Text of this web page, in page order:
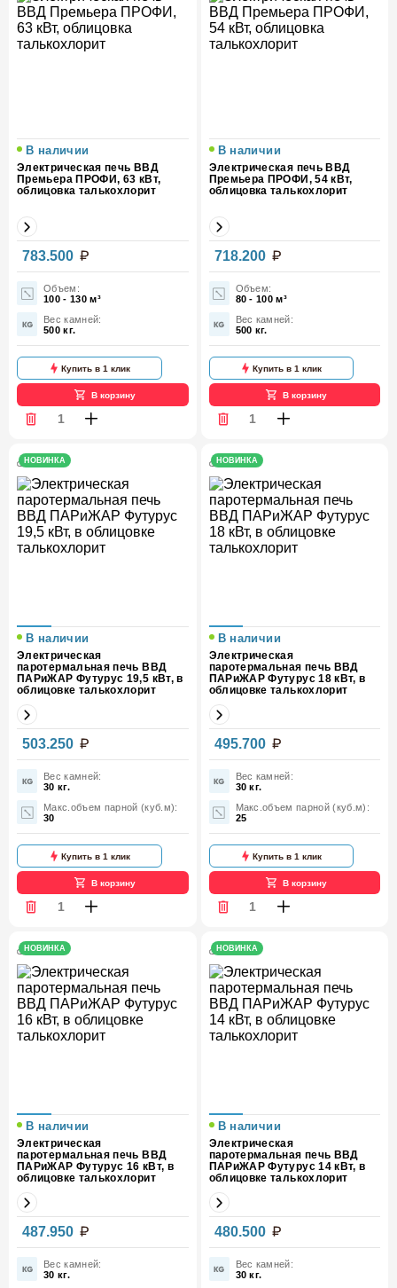
В наличии
Электрическая печь ВВД
Премьера ПРОФИ, 63 кВт,
облицовка талькохлорит
Мощность,
кВт
Вес (кг)
783.500
Объем:
100 - 130 м³
Вес камней:
500 кг.
Купить в 1 клик
В корзину
В наличии
Электрическая печь ВВД
Премьера ПРОФИ, 54 кВт,
облицовка талькохлорит
Мощность,
кВт
Вес (кг)
718.200
Объем:
80 - 100 м³
Вес камней:
500 кг.
Купить в 1 клик
В корзину
НОВИНКА
В наличии
Электрическая
паротермальная печь ВВД
ПАРиЖАР Футурус 19,5 кВт, в
облицовке талькохлорит
Мощность,
кВт
503.250
Вес камней:
30 кг.
Макс.объем парной (куб.м):
30
Купить в 1 клик
В корзину
НОВИНКА
В наличии
Электрическая
паротермальная печь ВВД
ПАРиЖАР Футурус 18 кВт, в
облицовке талькохлорит
Мощность,
кВт
495.700
Вес камней:
30 кг.
Макс.объем парной (куб.м):
25
Купить в 1 клик
В корзину
НОВИНКА
В наличии
Электрическая
паротермальная печь ВВД
ПАРиЖАР Футурус 16 кВт, в
облицовке талькохлорит
Мощность,
кВт
487.950
Вес камней:
30 кг.
НОВИНКА
В наличии
Электрическая
паротермальная печь ВВД
ПАРиЖАР Футурус 14 кВт, в
облицовке талькохлорит
Мощность,
кВт
480.500
Вес камней:
30 кг.